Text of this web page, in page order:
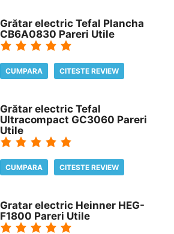
Grătar electric Tefal Plancha
CB6A0830 Pareri Utile
CUMPARA CITESTE REVIEW
Grătar electric Tefal
Ultracompact GC3060 Pareri
Utile
CUMPARA CITESTE REVIEW
Gratar electric Heinner HEG-
F1800 Pareri Utile